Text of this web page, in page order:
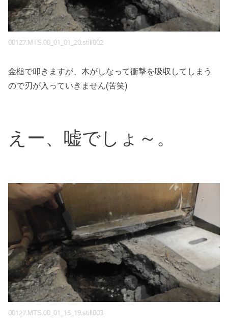
00127.MTS.00_01_01_20.still002
金槌で叩きますが、木がしなって衝撃を吸収してしまう
ので刃が入っていきません(苦笑)
えー、嘘でしょ～。
00127.MTS.00_01_15_19.still003